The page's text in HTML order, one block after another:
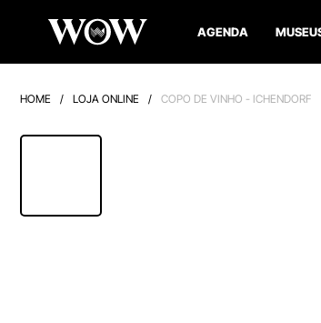
AGENDA
HOME / LOJA ONLINE / COPO DE VINHO - ICHENDORF